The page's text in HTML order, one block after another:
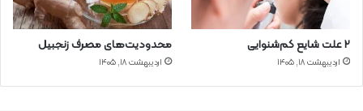
۲ علت شایع‌ کم‌شنوایی
اردیبهشت ۱۸, ۱۴۰۵
محدودیت‌های مصرف زنجبیل
اردیبهشت ۱۸, ۱۴۰۵